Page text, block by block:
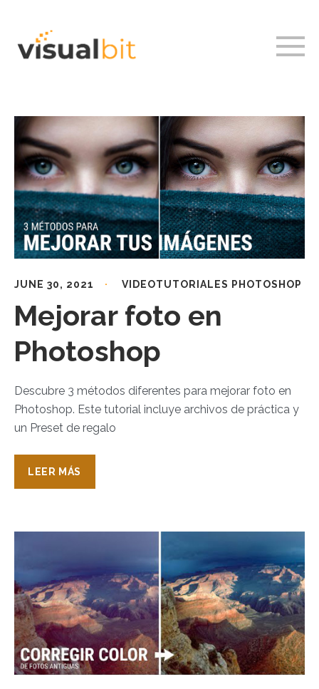
JUNE 30, 2021 VIDEOTUTORIALES PHOTOSHOP
Mejorar foto en
Photoshop
Descubre 3 métodos diferentes para mejorar foto en
Photoshop. Este tutorial incluye archivos de práctica y
un Preset de regalo
LEER MÁS